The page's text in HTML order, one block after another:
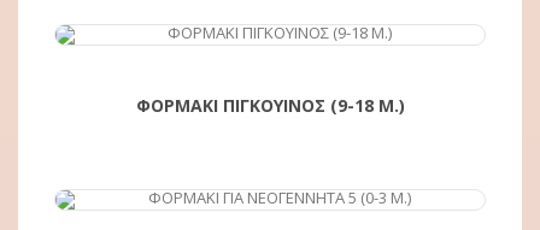
ΑΓΟΡΆ
ΦΟΡΜΑΚΙ ΠΙΓΚΟΥΙΝΟΣ (9-18 Μ.)